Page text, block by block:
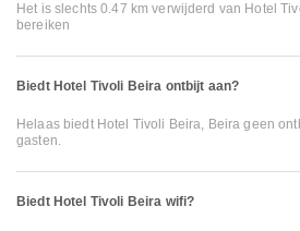
Het is slechts 0.47 km verwijderd van Hotel
bereiken
Biedt Hotel Tivoli Beira ontbijt aan?
Helaas biedt Hotel Tivoli Beira, Beira geen
gasten.
Biedt Hotel Tivoli Beira wifi?